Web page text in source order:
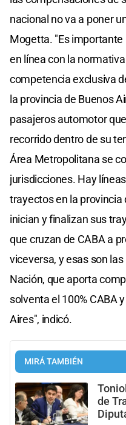
nacional no va a poner
Mogetta. "Es
en línea con la
competencia exclusiva
la provincia de Buenos
pasajeros automotor
recorrido dentro de su
Área Metropolitana se
jurisdicciones. Hay
trayectos en la provincia
inician y finalizan sus
que cruzan de CABA a
viceversa, y esas son
Nación, que aporta
solventa el 100% CABA
Aires", indicó.
MIRÁ TAMBIÉN
de